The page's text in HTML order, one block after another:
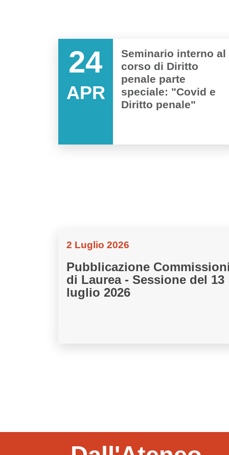
24
APR
Seminario interno al
corso di Diritto
penale parte
speciale: "Covid e
Diritto penale"
2 Luglio 2026
Pubblicazione Commissioni
di Laurea - Sessione del 13
luglio 2026